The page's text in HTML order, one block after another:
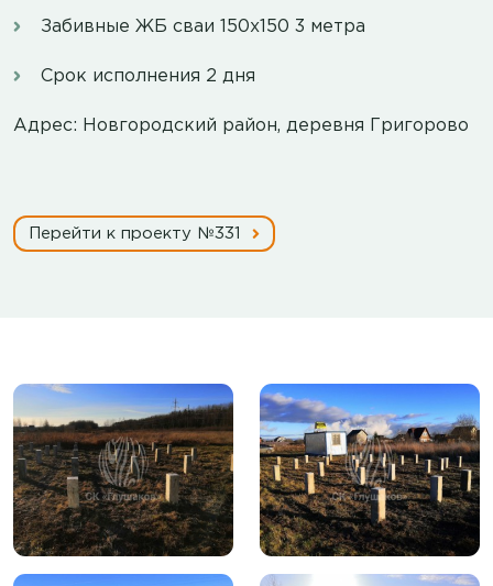
Забивные ЖБ сваи 150х150 3 метра
Срок исполнения 2 дня
Адрес: Новгородский район, деревня Григорово
Перейти к проекту №331